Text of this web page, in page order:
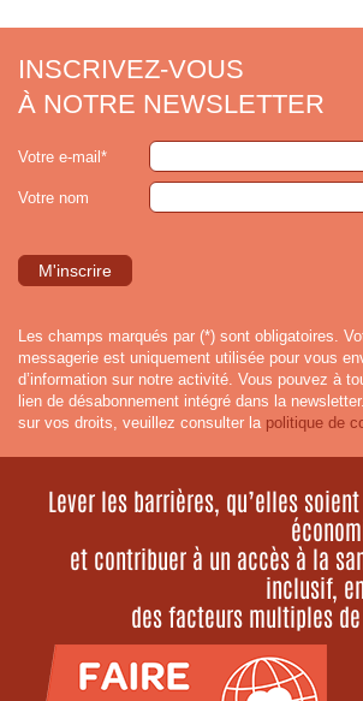
INSCRIVEZ-VOUS
À NOTRE NEWSLETTER
Votre e-mail*
Votre nom
Les champs marqués par (*) sont obligatoires.
messagerie est uniquement utilisée pour vous
d’information sur notre activité. Vous pouvez à
lien de désabonnement intégré dans la
sur vos droits, veuillez consulter la politique de
Lever les barrières, qu’elles
et contribuer à un accès à la
inclusif,
des facteurs multiples